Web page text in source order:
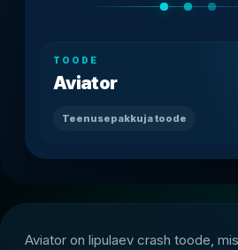
TOODE
Aviator
Teenusepakkuja toode
Aviator on lipulaev crash toode,